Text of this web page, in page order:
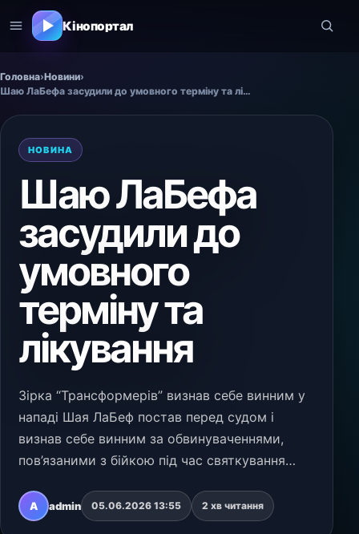
Кінопортал
Головна›Новини›
Шаю ЛаБефа засудили до умовного терміну та лікування
НОВИНА
Шаю ЛаБефа
засудили до
умовного
терміну та
лікування
Зірка “Трансформерів” визнав себе винним у
нападі Шая ЛаБеф постав перед судом і
визнав себе винним за обвинуваченнями,
пов’язаними з бійкою під час святкування
Хуана Ломбард призначила актору шість
місяців умовного пок…
A admin 05.06.2026 13:55 2 хв читання